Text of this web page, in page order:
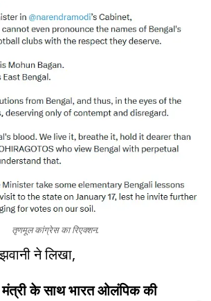
तृणमूल कांग्रेस का रिएक्शन.
ने लिखा,
के साथ भारत ओलंपिक की